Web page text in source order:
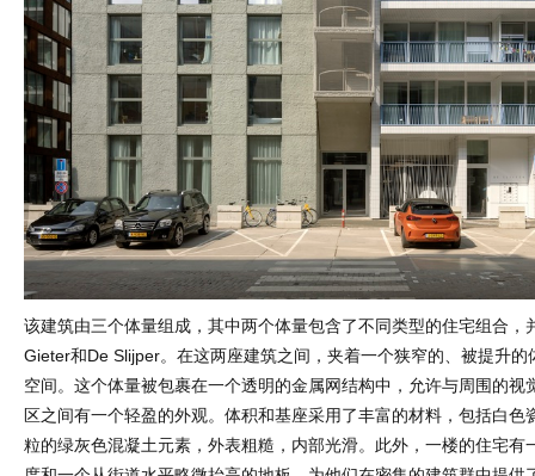
该建筑由三个体量组成，其中两个体量包含了不同类型的住宅组合，
Gieter和De Slijper。在这两座建筑之间，夹着一个狭窄的、被提升的
空间。这个体量被包裹在一个透明的金属网结构中，允许与周围的视
区之间有一个轻盈的外观。体积和基座采用了丰富的材料，包括白色
粒的绿灰色混凝土元素，外表粗糙，内部光滑。此外，一楼的住宅有